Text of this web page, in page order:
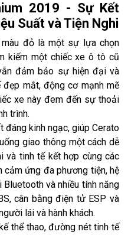
2019 - Sự Kết
Suất và Tiện Nghi
màu đỏ là một sự lựa chọn
kiếm một chiếc xe ô tô cũ
đảm bảo sự hiện đại và
mắt, động cơ mạnh mẽ
xe này đem đến sự thoải
trình.
đáng kinh ngạc, giúp Cerato
giao thông một cách dễ
và tinh tế kết hợp cùng các
cảm ứng đa phương tiện, hệ
và nhiều tính năng
cân bằng điện tử ESP và
lái và hành khách.
thể thao, đường nét tinh tế